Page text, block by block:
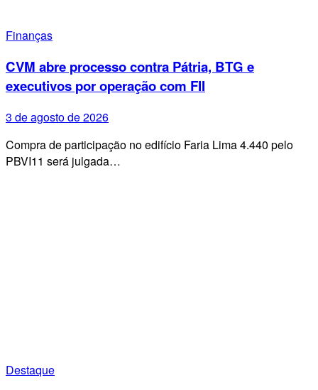
Finanças
CVM abre processo contra Pátria, BTG e
executivos por operação com FII
3 de agosto de 2026
Compra de participação no edifício Faria Lima 4.440 pelo
PBVI11 será julgada…
Destaque